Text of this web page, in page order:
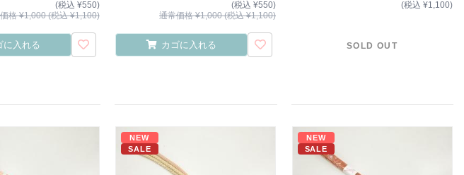
(税込 ¥550)
格 ¥1,000 (税込 ¥1,100)
に入れる
(税込 ¥550)
通常価格 ¥1,000 (税込 ¥1,100)
カゴに入れる
(税込 ¥1,100)
SOLD OUT
NEW
SALE
NEW
SALE